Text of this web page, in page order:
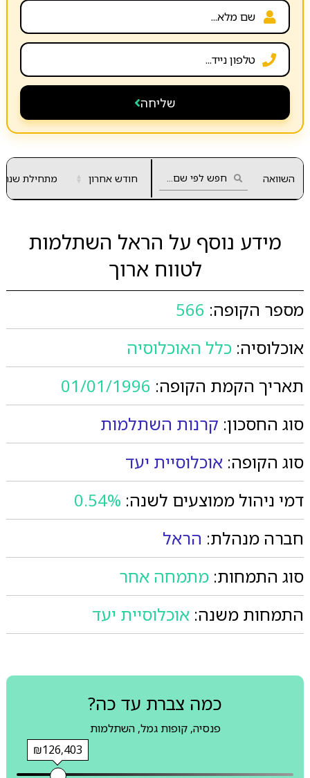
שליחה
השוואה חודש אחרון ▲
▼ מתחילת שנה
מידע נוסף על הראל השתלמות
לטווח ארוך
מספר הקופה: 566
אוכלוסיה: כלל האוכלוסיה
תאריך הקמת הקופה: 01/01/1996
סוג החסכון: קרנות השתלמות
סוג הקופה: אוכלוסיית יעד
דמי ניהול ממוצעים לשנה: 0.54%
חברה מנהלת: הראל
סוג התמחות: מתמחה אחר
התמחות משנה: אוכלוסיית יעד
כמה צברת עד כה?
פנסיה, קופות גמל, השתלמות
₪126,403